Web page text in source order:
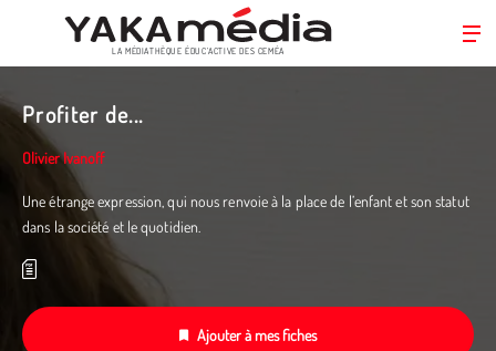
au
contenu
principal
LA MÉDIATHÈQUE ÉDUC’ACTIVE DES CEMÉA
Profiter de...
Olivier Ivanoff
Une étrange expression, qui nous renvoie à la place de l’enfant et son statut
dans la société et le quotidien.
Ajouter à mes fiches